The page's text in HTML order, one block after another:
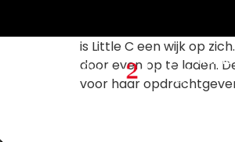
Home
Little C is een nieuwe
Gravendijkwal. Het
is Little C een wijk op
door even op te laden.
voor haar